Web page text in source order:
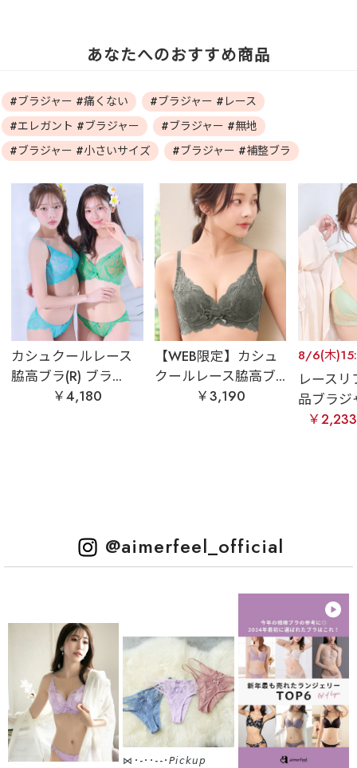
あなたへのおすすめ商品
#ブラジャー #痛くない
#ブラジャー #レース
#エレガント #ブラジャー
#ブラジャー #無地
#ブラジャー #小さいサイズ
#ブラジャー #補整ブラ
カシュクールレース
脇高ブラ(R) ブラ...
￥4,180
【WEB限定】カシュ
クールレース脇高ブ...
￥3,190
8/6(木
レース
品ブラジ
￥
@aimerfeel_official
⋈･-･･--･𝘗𝘪𝘤𝘬𝘶𝘱